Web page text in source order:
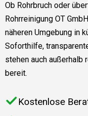
Ob Rohrbruch oder
Rohrreinigung OT
näheren Umgebung in
Soforthilfe,
stehen auch
bereit.
Kostenlose